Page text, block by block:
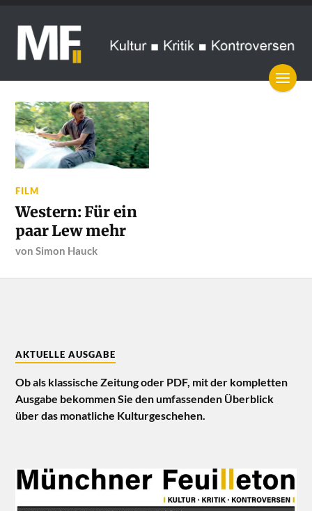
FILM
Western: Für ein
paar Lew mehr
vonSimon Hauck
AKTUELLE AUSGABE
Ob als klassische Zeitung oder PDF, mit der kompletten
Ausgabe bekommen Sie den umfassenden Überblick
über das monatliche Kulturgeschehen.